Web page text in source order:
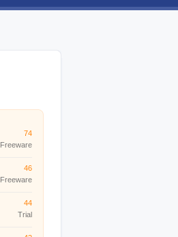
74
Freeware
46
Freeware
44
Trial